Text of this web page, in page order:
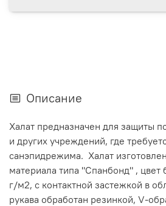
Описание
Халат предназначен для защиты
и других учреждений, где
санэпидрежима. Халат
материала типа "Спанбонд" , цвет
г/м2, с контактной застежкой в
рукава обработан резинкой, V-